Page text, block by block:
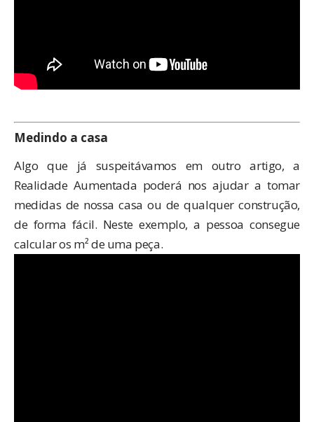
Medindo a casa
Algo que já suspeitávamos em outro artigo, a
Realidade Aumentada poderá nos ajudar a tomar
medidas de nossa casa ou de qualquer construção,
de forma fácil. Neste exemplo, a pessoa consegue
calcular os m² de uma peça.